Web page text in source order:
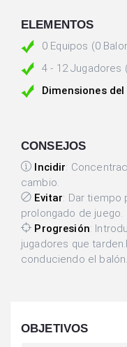
ELEMENTOS
0 Equipos (0
4 - 12 Jugadores
Dimensiones
CONSEJOS
Incidir:
cambio.
Evitar: Dar tiempo
prolongado de juego.
Progresión:
jugadores que
conduciendo el balón.
OBJETIVOS